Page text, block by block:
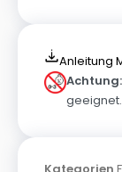
Anleitung
Achtung: